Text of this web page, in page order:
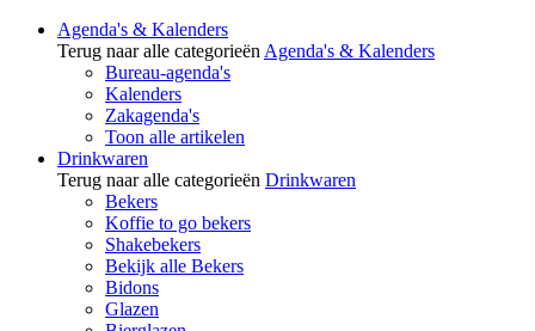
Agenda's & Kalenders
Terug naar alle categorieën Agenda's & Kalenders
Bureau-agenda's
Kalenders
Zakagenda's
Toon alle artikelen
Drinkwaren
Terug naar alle categorieën Drinkwaren
Bekers
Koffie to go bekers
Shakebekers
Bekijk alle Bekers
Bidons
Glazen